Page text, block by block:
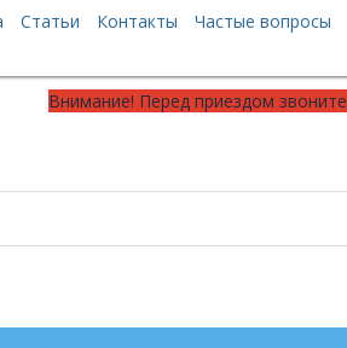
Статьи Контакты
Частые вопросы
Внимание! Перед приездом